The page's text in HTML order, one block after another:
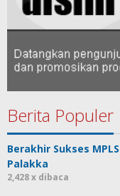
Berita Populer
Berakhir Sukses
Palakka
2,428 x dibaca